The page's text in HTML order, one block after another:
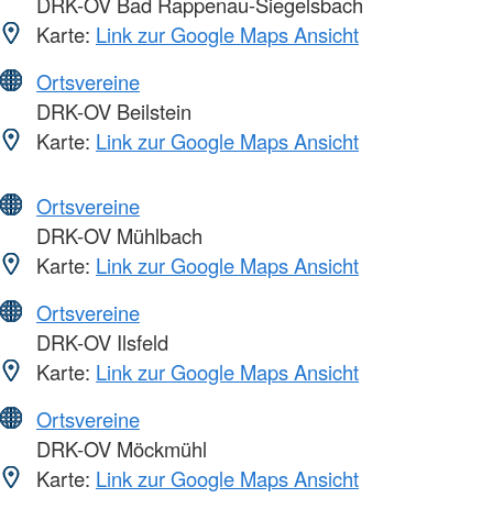
Karte: Link zur Google Maps Ansicht
Ortsvereine
DRK-OV Beilstein
Karte: Link zur Google Maps Ansicht
Ortsvereine
DRK-OV Mühlbach
Karte: Link zur Google Maps Ansicht
Ortsvereine
DRK-OV Ilsfeld
Karte: Link zur Google Maps Ansicht
Ortsvereine
DRK-OV Möckmühl
Karte: Link zur Google Maps Ansicht